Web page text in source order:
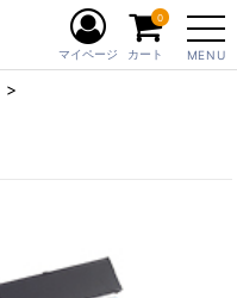
MENU
マイページ カート
0